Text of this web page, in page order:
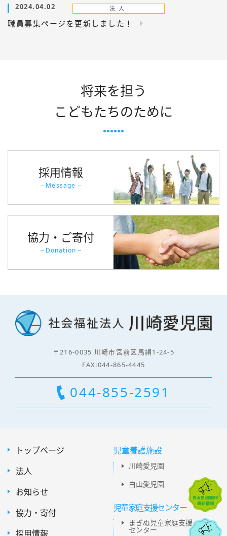
2024.04.02
職員募集ページを更新しました！
将来を担う
こどもたちのために
採用情報
Message
協力・ご寄付
Donation
〒216-0035 川崎市宮前区馬絹1-24-5
FAX:044-865-4445
044-855-2591
トップページ
法人
お知らせ
協力・寄付
採用情報
児童養護施設
川崎愛児園
白山愛児園
児童家庭支援センター
まぎぬ児童家庭支援
センター